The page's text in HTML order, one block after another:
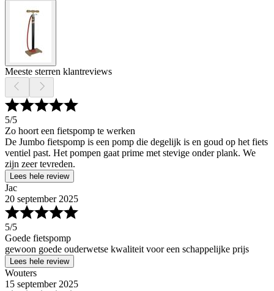
Meeste sterren klantreviews
5/5
Zo hoort een fietspomp te werken
De Jumbo fietspomp is een pomp die degelijk is en goud op het fiets
ventiel past. Het pompen gaat prime met stevige onder plank. We
zijn zeer tevreden.
Lees hele review
Jac
20 september 2025
5/5
Goede fietspomp
gewoon goede ouderwetse kwaliteit voor een schappelijke prijs
Lees hele review
Wouters
15 september 2025